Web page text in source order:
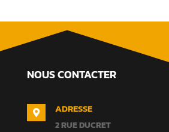
NOUS CONTACTER
 ADRESSE
2 RUE DUCRET